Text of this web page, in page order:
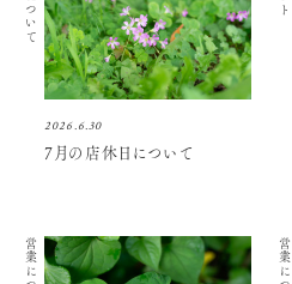
2026.6.30
7月の店休日について